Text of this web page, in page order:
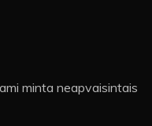
minta neapvaisintais